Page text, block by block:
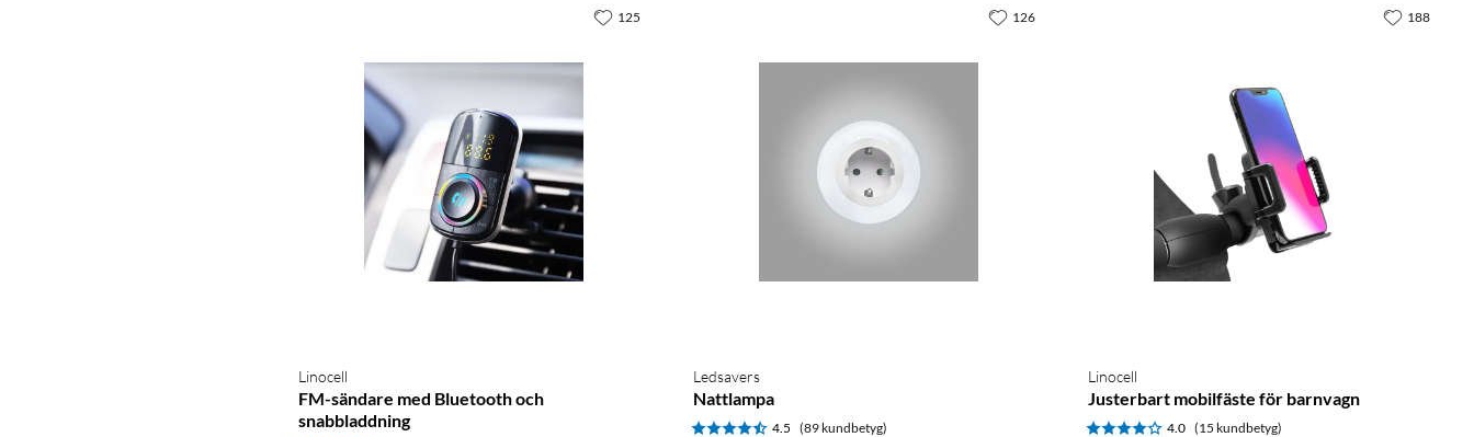
Linocell
FM-sändare med Bluetooth och
snabbladdning
125
Ledsavers
Nattlampa
4.5 (89 kundbetyg)
126
Linocell
Justerbart mobilfäste för barnvagn
4.0 (15 kundbetyg)
188